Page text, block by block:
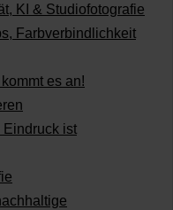
KI & Studiofotografie
Farbverbindlichkeit
es an!
Eindruck ist